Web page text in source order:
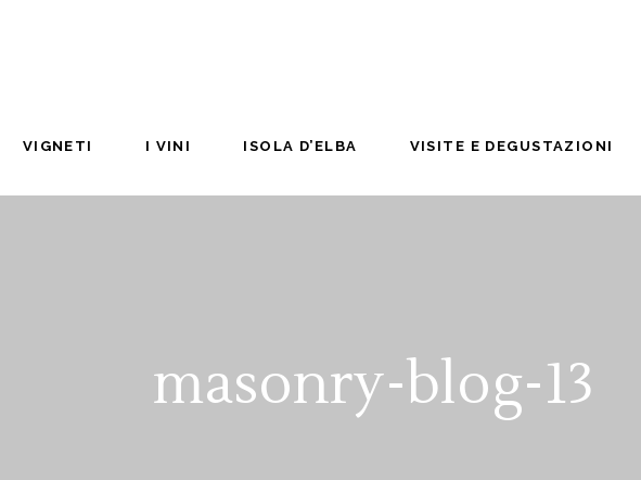
VIGNETI I VINI ISOLA D’ELBA VISITE E DEGUSTAZIONI
masonry-blog-13